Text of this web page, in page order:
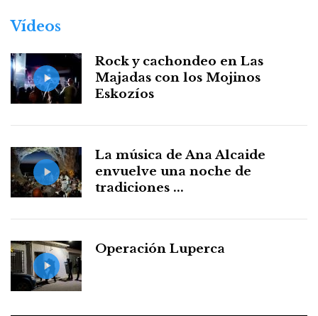
Vídeos
Rock y cachondeo en Las
Majadas con los Mojinos
Eskozíos
La música de Ana Alcaide
envuelve una noche de
tradiciones ...
Operación Luperca